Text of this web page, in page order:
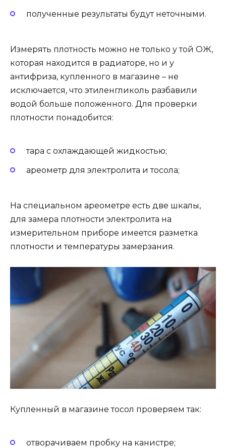
полученные результаты будут неточными.
Измерять плотность можно не только у той ОЖ,
которая находится в радиаторе, но и у
антифриза, купленного в магазине – не
исключается, что этиленгликоль разбавили
водой больше положенного. Для проверки
плотности понадобится:
тара с охлаждающей жидкостью;
ареометр для электролита и тосола;
На специальном ареометре есть две шкалы,
для замера плотности электролита на
измерительном приборе имеется разметка
плотности и температуры замерзания.
Купленный в магазине тосол проверяем так:
отворачиваем пробку на канистре;